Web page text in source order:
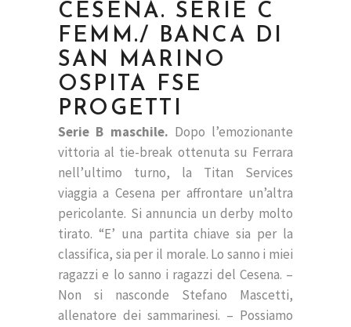
CESENA. SERIE C
FEMM./ BANCA DI
SAN MARINO
OSPITA FSE
PROGETTI
Serie B maschile. Dopo l’emozionante
vittoria al tie-break ottenuta su Ferrara
nell’ultimo turno, la Titan Services
viaggia a Cesena per affrontare un’altra
pericolante. Si annuncia un derby molto
tirato. “E’ una partita chiave sia per la
classifica, sia per il morale. Lo sanno i miei
ragazzi e lo sanno i ragazzi del Cesena. –
Non si nasconde Stefano Mascetti,
allenatore dei sammarinesi. – Possiamo